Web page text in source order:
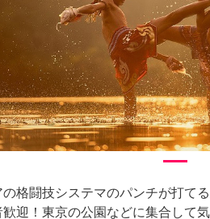
の格闘技システマのパンチが打て
歓迎！東京の公園などに集合して